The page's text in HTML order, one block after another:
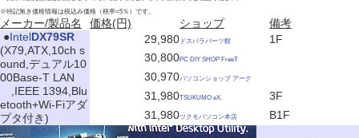
※特記無き価格情報は税込み価格（税率=5％）です。
メーカー/製品名 価格(円) ショップ
備考
●IntelDX79SR
(X79,ATX,10ch s
ound,デュアル10
00Base-T LAN
,IEEE 1394,Blu
etooth+Wi-Fiアダ
プタ付き)
29,980 ドスパラパーツ館
1F
30,800PC DIY SHOP FreeT
30,970パソコンショップ アーク
31,980TSUKUMO eX.
3F
31,980ツクモパソコン本店 B1F